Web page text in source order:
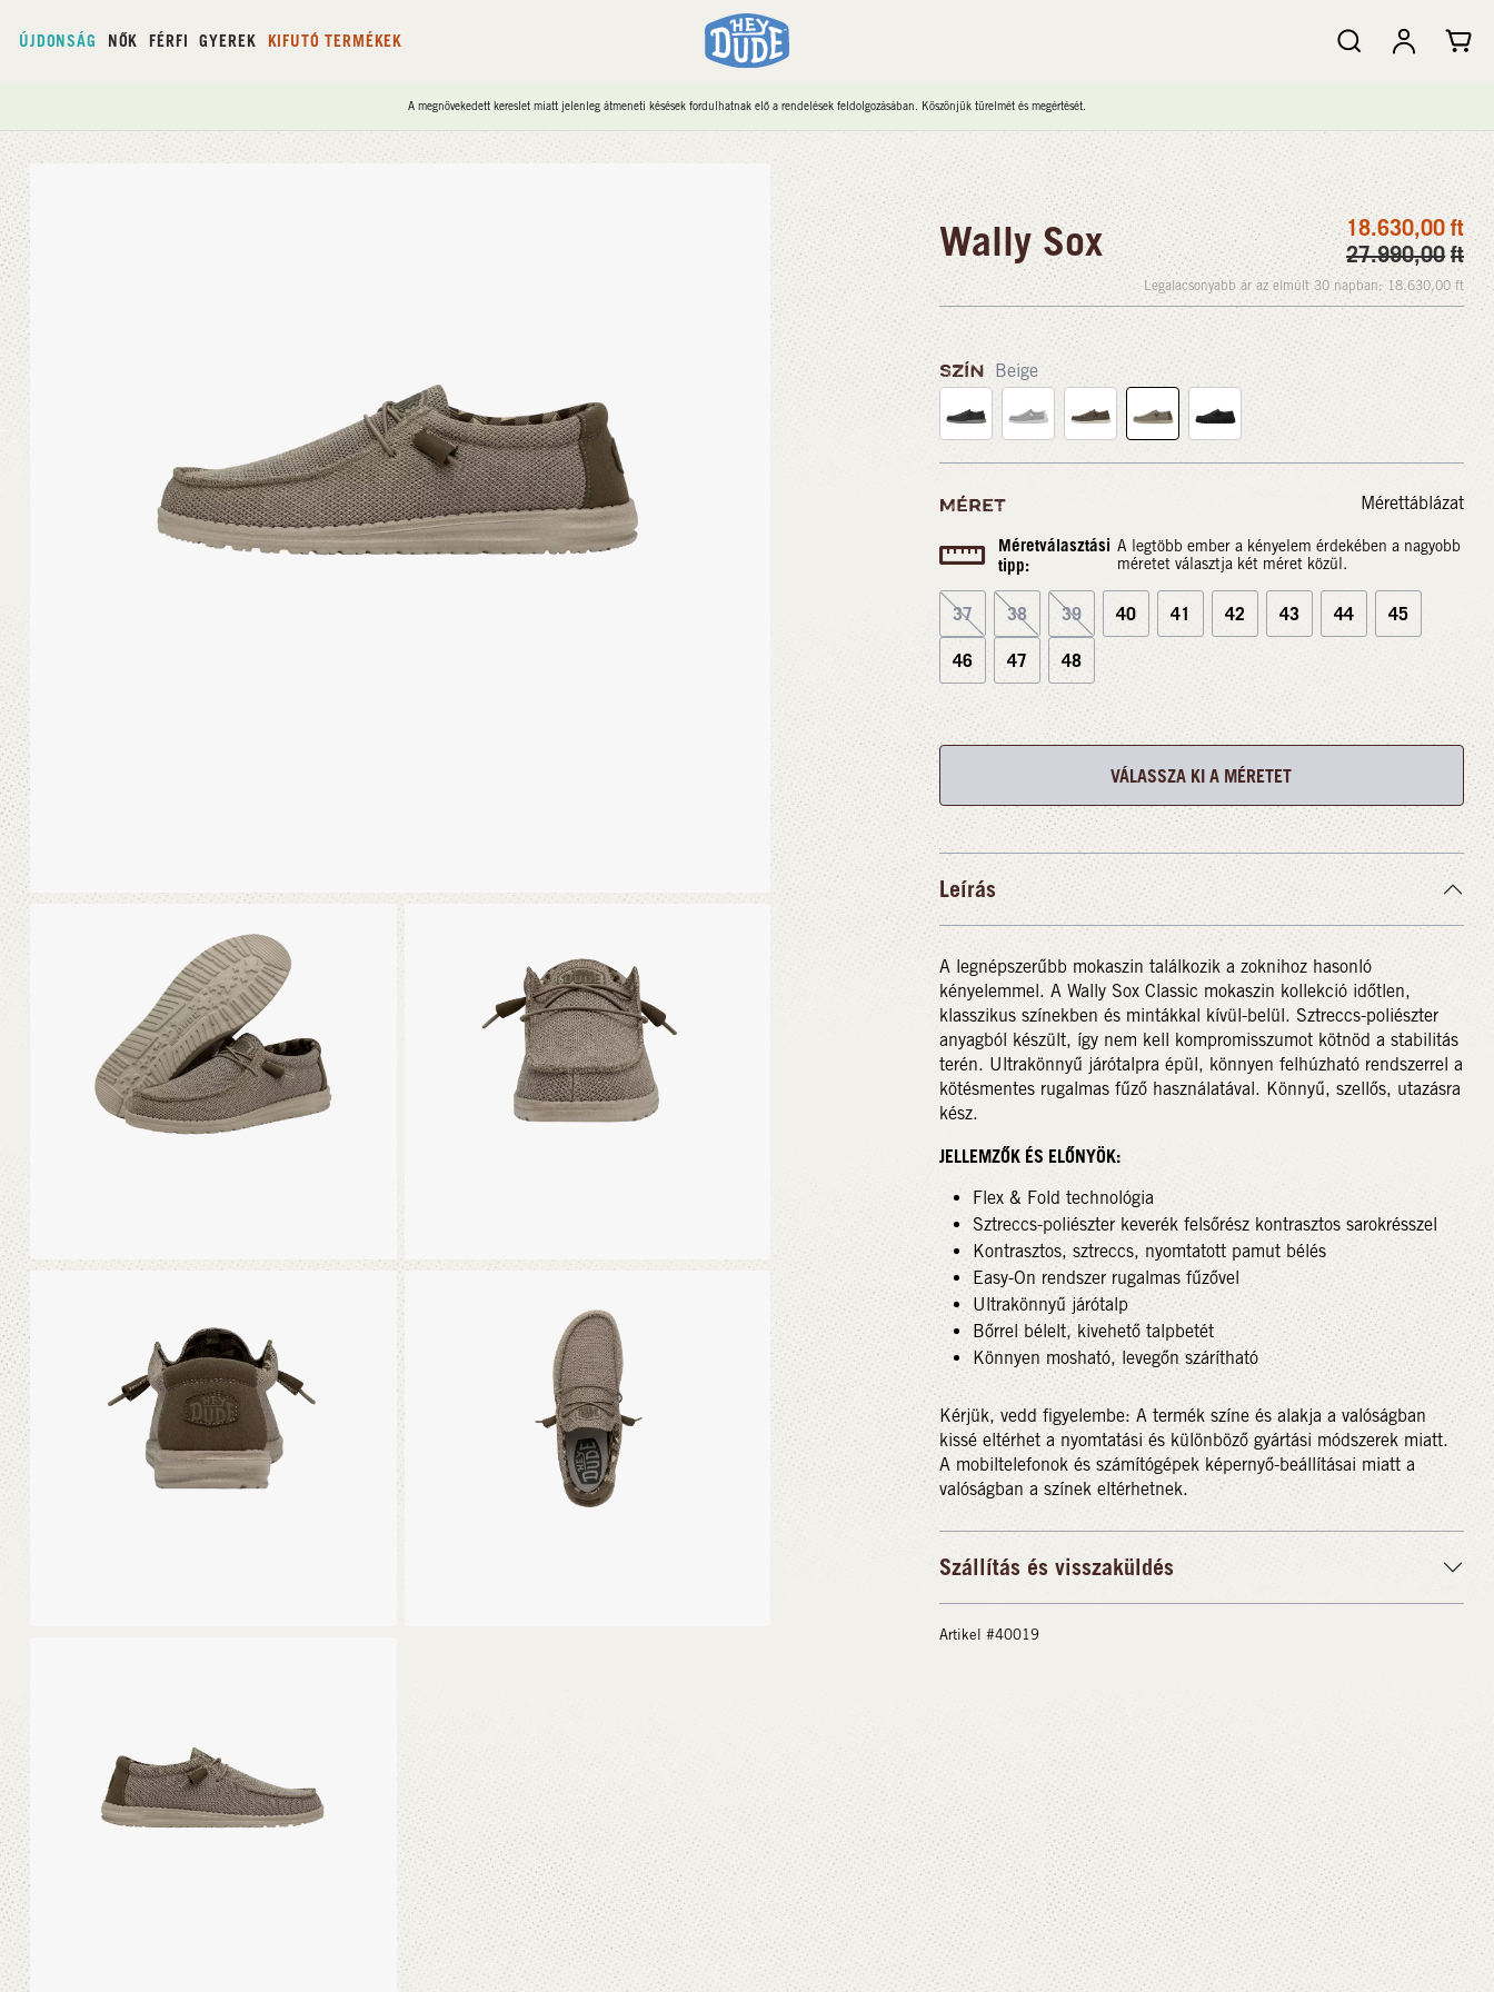
ÚJDONSÁG NŐK FÉRFI GYEREK KIFUTÓ TERMÉKEK
A megnövekedett kereslet miatt jelenleg átmeneti késések fordulhatnak elő a rendelések feldolgozásában. Köszönjük türelmét és megértését.
Wally Sox 18.630,00 ft
27.990,00 ft
Legalacsonyabb ár az elmúlt 30 napban: 18.630,00 ft
SZÍN Beige
MÉRET Mérettáblázat
Méretválasztási
tipp:
A legtöbb ember a kényelem érdekében a nagyobb
méretet választja két méret közül.
37 38 39 40 41 42 43 44 45
46 47 48
VÁLASSZA KI A MÉRETET
Leírás
A legnépszerűbb mokaszin találkozik a zoknihoz hasonló
kényelemmel. A Wally Sox Classic mokaszin kollekció időtlen,
klasszikus színekben és mintákkal kívül-belül. Sztreccs-poliészter
anyagból készült, így nem kell kompromisszumot kötnöd a stabilitás
terén. Ultrakönnyű járótalpra épül, könnyen felhúzható rendszerrel a
kötésmentes rugalmas fűző használatával. Könnyű, szellős, utazásra
kész.
JELLEMZŐK ÉS ELŐNYÖK:
Flex & Fold technológia
Sztreccs-poliészter keverék felsőrész kontrasztos sarokrésszel
Kontrasztos, sztreccs, nyomtatott pamut bélés
Easy-On rendszer rugalmas fűzővel
Ultrakönnyű járótalp
Bőrrel bélelt, kivehető talpbetét
Könnyen mosható, levegőn szárítható
Kérjük, vedd figyelembe: A termék színe és alakja a valóságban
kissé eltérhet a nyomtatási és különböző gyártási módszerek miatt.
A mobiltelefonok és számítógépek képernyő-beállításai miatt a
valóságban a színek eltérhetnek.
Szállítás és visszaküldés
Artikel #40019